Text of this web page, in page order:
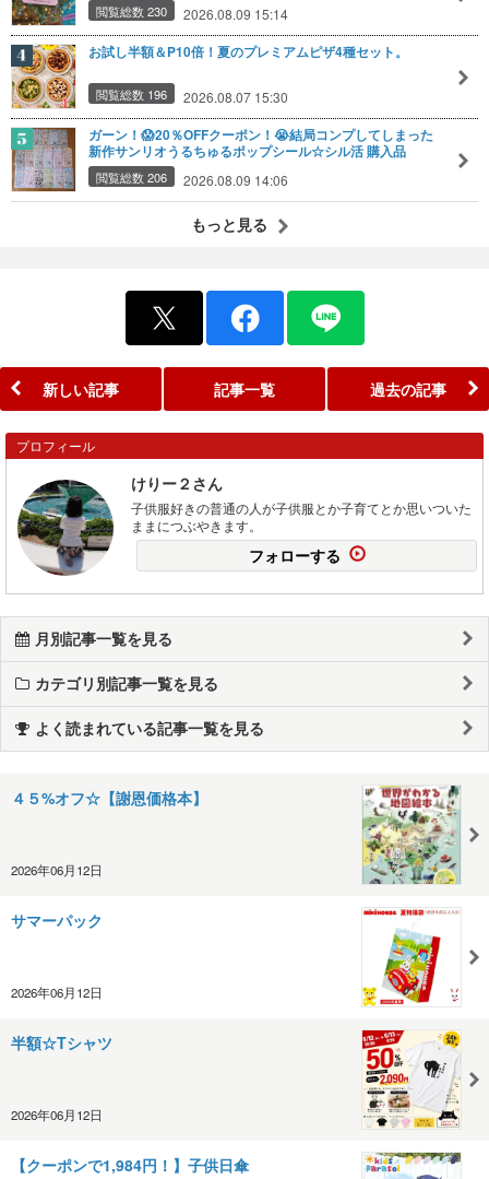
閲覧総数 230 2026.08.09 15:14
お試し半額＆P10倍！夏のプレミアムピザ4種セット。
閲覧総数 196 2026.08.07 15:30
ガーン！😱20％OFFクーポン！😭結局コンプしてしまった
新作サンリオうるちゅるポップシール☆シル活 購入品
閲覧総数 206 2026.08.09 14:06
もっと見る
新しい記事 記事一覧 過去の記事
プロフィール
けりー２さん
子供服好きの普通の人が子供服とか子育てとか思いついた
ままにつぶやきます。
フォローする
月別記事一覧を見る
カテゴリ別記事一覧を見る
よく読まれている記事一覧を見る
４５%オフ☆【謝恩価格本】
2026年06月12日
サマーパック
2026年06月12日
半額☆Tシャツ
2026年06月12日
【クーポンで1,984円！】子供日傘